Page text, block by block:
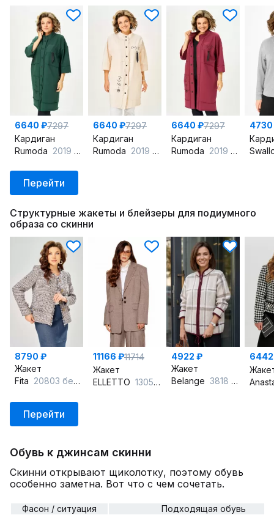
6640 ₽7297
Кардиган
Rumoda 2019 темно-зеленый
6640 ₽7297
Кардиган
Rumoda 2019 экрю
6640 ₽7297
Кардиган
Rumoda 2019 бордовый
Перейти
Структурные жакеты и блейзеры для подиумного
образа со скинни
8790 ₽
Жакет
Fita 20803 бежевый+деним
11166 ₽11714
Жакет
ELLETTO 13052 коричневый
4922 ₽
Жакет
Belange 3818 бежевый
Перейти
Обувь к джинсам скинни
Скинни открывают щиколотку, поэтому обувь
особенно заметна. Вот что с чем сочетать.
Фасон / ситуация Подходящая обувь